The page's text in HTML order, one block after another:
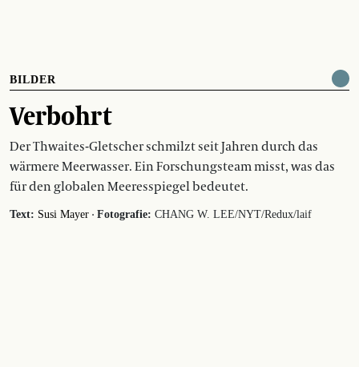
BILDER
Verbohrt
Der Thwaites-Gletscher schmilzt seit Jahren durch das
wärmere Meerwasser. Ein Forschungsteam misst, was das
für den globalen Meeresspiegel bedeutet.
Text: Susi Mayer · Fotografie: CHANG W. LEE/NYT/Redux/laif